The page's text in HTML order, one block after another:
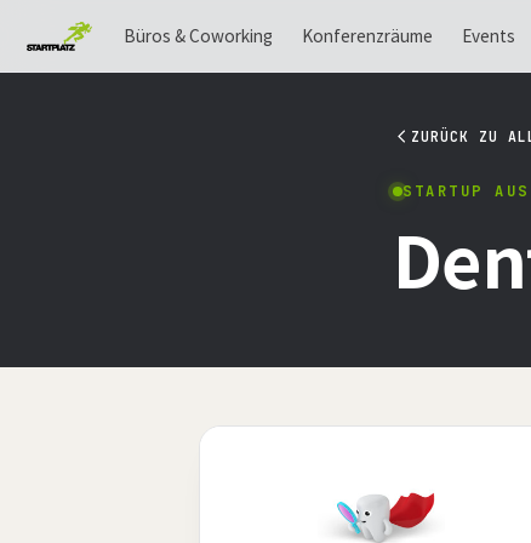
Büros & Coworking Konferenzräume Events
ZURÜCK ZU
STARTUP